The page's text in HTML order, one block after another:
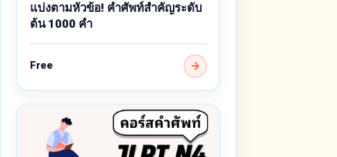
แบ่งตามหัวข้อ! คำศัพท์สำคัญระดับ
ต้น 1000 คำ
Free